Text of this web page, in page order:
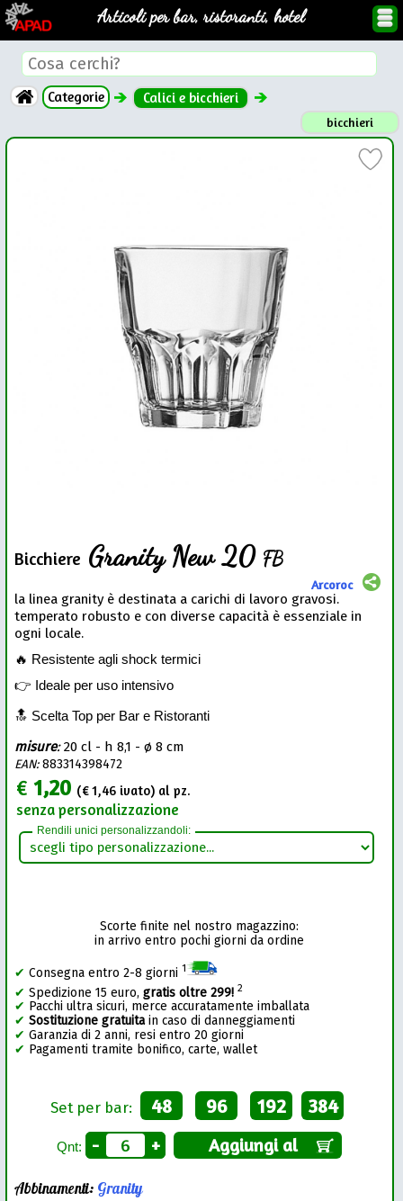
Articoli per bar, ristoranti, hotel
Categorie Calici e bicchieri
bicchieri
Bicchiere Granity New 20 FB
Arcoroc
la linea granity è destinata a carichi di lavoro gravosi.
temperato robusto e con diverse capacità è essenziale in
ogni locale.
🔥 Resistente agli shock termici
👉 Ideale per uso intensivo
🔝 Scelta Top per Bar e Ristoranti
misure:20 cl - h 8,1 - ø 8 cm
EAN:883314398472
€1,20 (€1,46 ivato) al pz.
senza personalizzazione
Rendili unici personalizzandoli:
Scorte finite nel nostro magazzino:
in arrivo entro pochi giorni da ordine
✔ Consegna entro 2-8 giorni 1
✔ Spedizione 15 euro,gratis oltre 299! 2
✔ Pacchi ultra sicuri, merce accuratamente imballata
✔ Sostituzione gratuitain caso di danneggiamenti
✔ Garanzia di 2 anni, resi entro 20 giorni
✔ Pagamenti tramite bonifico, carte, wallet
Set per bar: 48 96 192 384
Qnt: - + Aggiungi al
Abbinamenti: Granity